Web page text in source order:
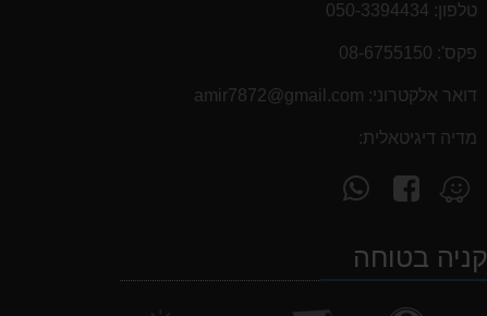
טלפון: 050-3394434
פקס': 08-6755150
דואר אלקטרוני: ‫amir7872@gmail.com‬
מדיה דיגיטאלית:
מצא
אותנו
Waze
עקוב
אחרינו
facebookקניה בטוחה